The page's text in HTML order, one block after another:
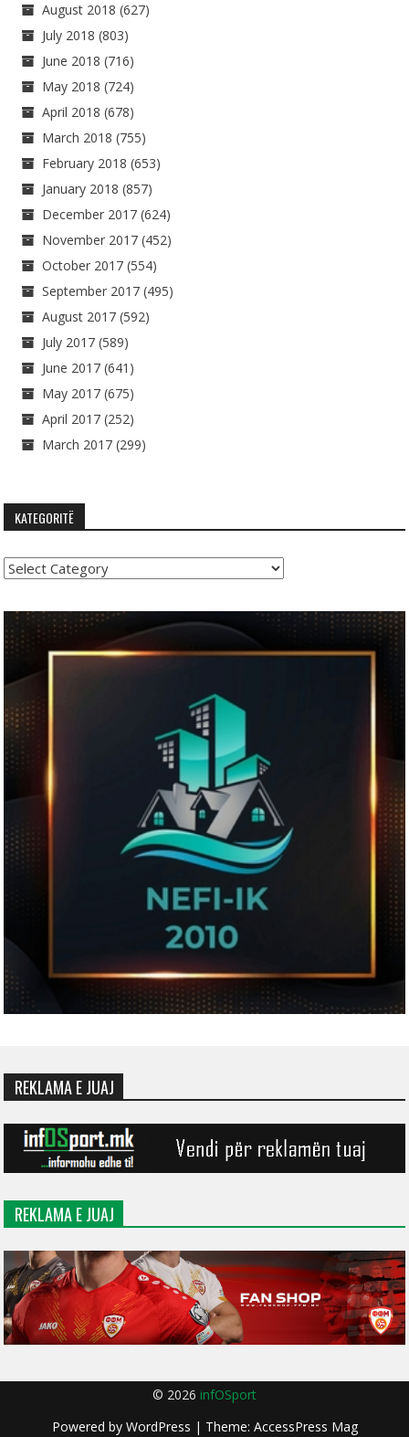
August 2018 (627)
July 2018 (803)
June 2018 (716)
May 2018 (724)
April 2018 (678)
March 2018 (755)
February 2018 (653)
January 2018 (857)
December 2017 (624)
November 2017 (452)
October 2017 (554)
September 2017 (495)
August 2017 (592)
July 2017 (589)
June 2017 (641)
May 2017 (675)
April 2017 (252)
March 2017 (299)
KATEGORITË
Kategoritë
REKLAMA E JUAJ
REKLAMA E JUAJ
© 2026 infOSport
Powered by WordPress | Theme: AccessPress Mag